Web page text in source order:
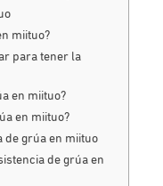
miituo?
para tener la
en miituo?
en miituo?
de grúa en miituo
de grúa en